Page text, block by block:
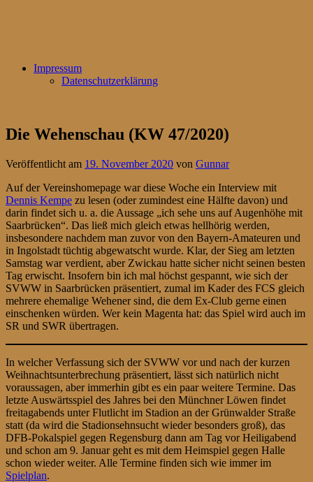
Impressum
Datenschutzerklärung
Die Wehenschau (KW 47/2020)
Veröffentlicht am 19. November 2020 von Gunnar
Auf der Vereinshomepage war diese Woche ein Interview mit
Dennis Kempe zu lesen (oder zumindest eine Hälfte davon) und
darin findet sich u. a. die Aussage „ich sehe uns auf Augenhöhe mit
Saarbrücken“. Das ließ mich gleich etwas hellhörig werden,
insbesondere nachdem man zuvor von den Bayern-Amateuren und
in Ingolstadt tüchtig abgewatscht wurde. Klar, der Sieg am letzten
Samstag war verdient, aber Zwickau hatte sicher nicht seinen besten
Tag erwischt. Insofern bin ich mal höchst gespannt, wie sich der
SVWW in Saarbrücken präsentiert, zumal im Kader des FCS gleich
mehrere ehemalige Wehener sind, die dem Ex-Club gerne einen
einschenken würden. Wer kein Magenta hat: das Spiel wird auch im
SR und SWR übertragen.
In welcher Verfassung sich der SVWW vor und nach der kurzen
Weihnachtsunterbrechung präsentiert, lässt sich natürlich nicht
voraussagen, aber immerhin gibt es ein paar weitere Termine. Das
letzte Auswärtsspiel des Jahres bei den Münchner Löwen findet
freitagabends unter Flutlicht im Stadion an der Grünwalder Straße
statt (da wird die Stadionsehnsucht wieder besonders groß), das
DFB-Pokalspiel gegen Regensburg dann am Tag vor Heiligabend
und schon am 9. Januar geht es mit dem Heimspiel gegen Halle
schon wieder weiter. Alle Termine finden sich wie immer im
Spielplan.